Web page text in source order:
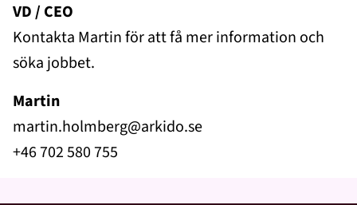
VD / CEO
Kontakta Martin för att få mer information och
söka jobbet.
Martin
martin.holmberg@arkido.se
+46 702 580 755